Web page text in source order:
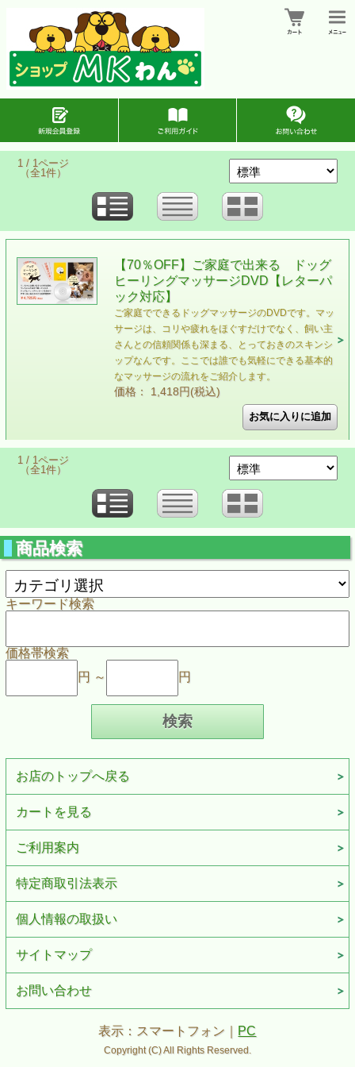
1 / 1ページ
（全1件）
【70％OFF】ご家庭で出来る ドッグ
ヒーリングマッサージDVD【レターパ
ック対応】
ご家庭でできるドッグマッサージのDVDです。マッ
サージは、コリや疲れをほぐすだけでなく、飼い主
さんとの信頼関係も深まる、とっておきのスキンシ
ップなんです。ここでは誰でも気軽にできる基本的
なマッサージの流れをご紹介します。
価格： 1,418円(税込)
1 / 1ページ
（全1件）
商品検索
キーワード検索
価格帯検索
円 ～
円
お店のトップへ戻る
カートを見る
ご利用案内
特定商取引法表示
個人情報の取扱い
サイトマップ
お問い合わせ
表示：スマートフォン｜ PC
Copyright (C) All Rights Reserved.